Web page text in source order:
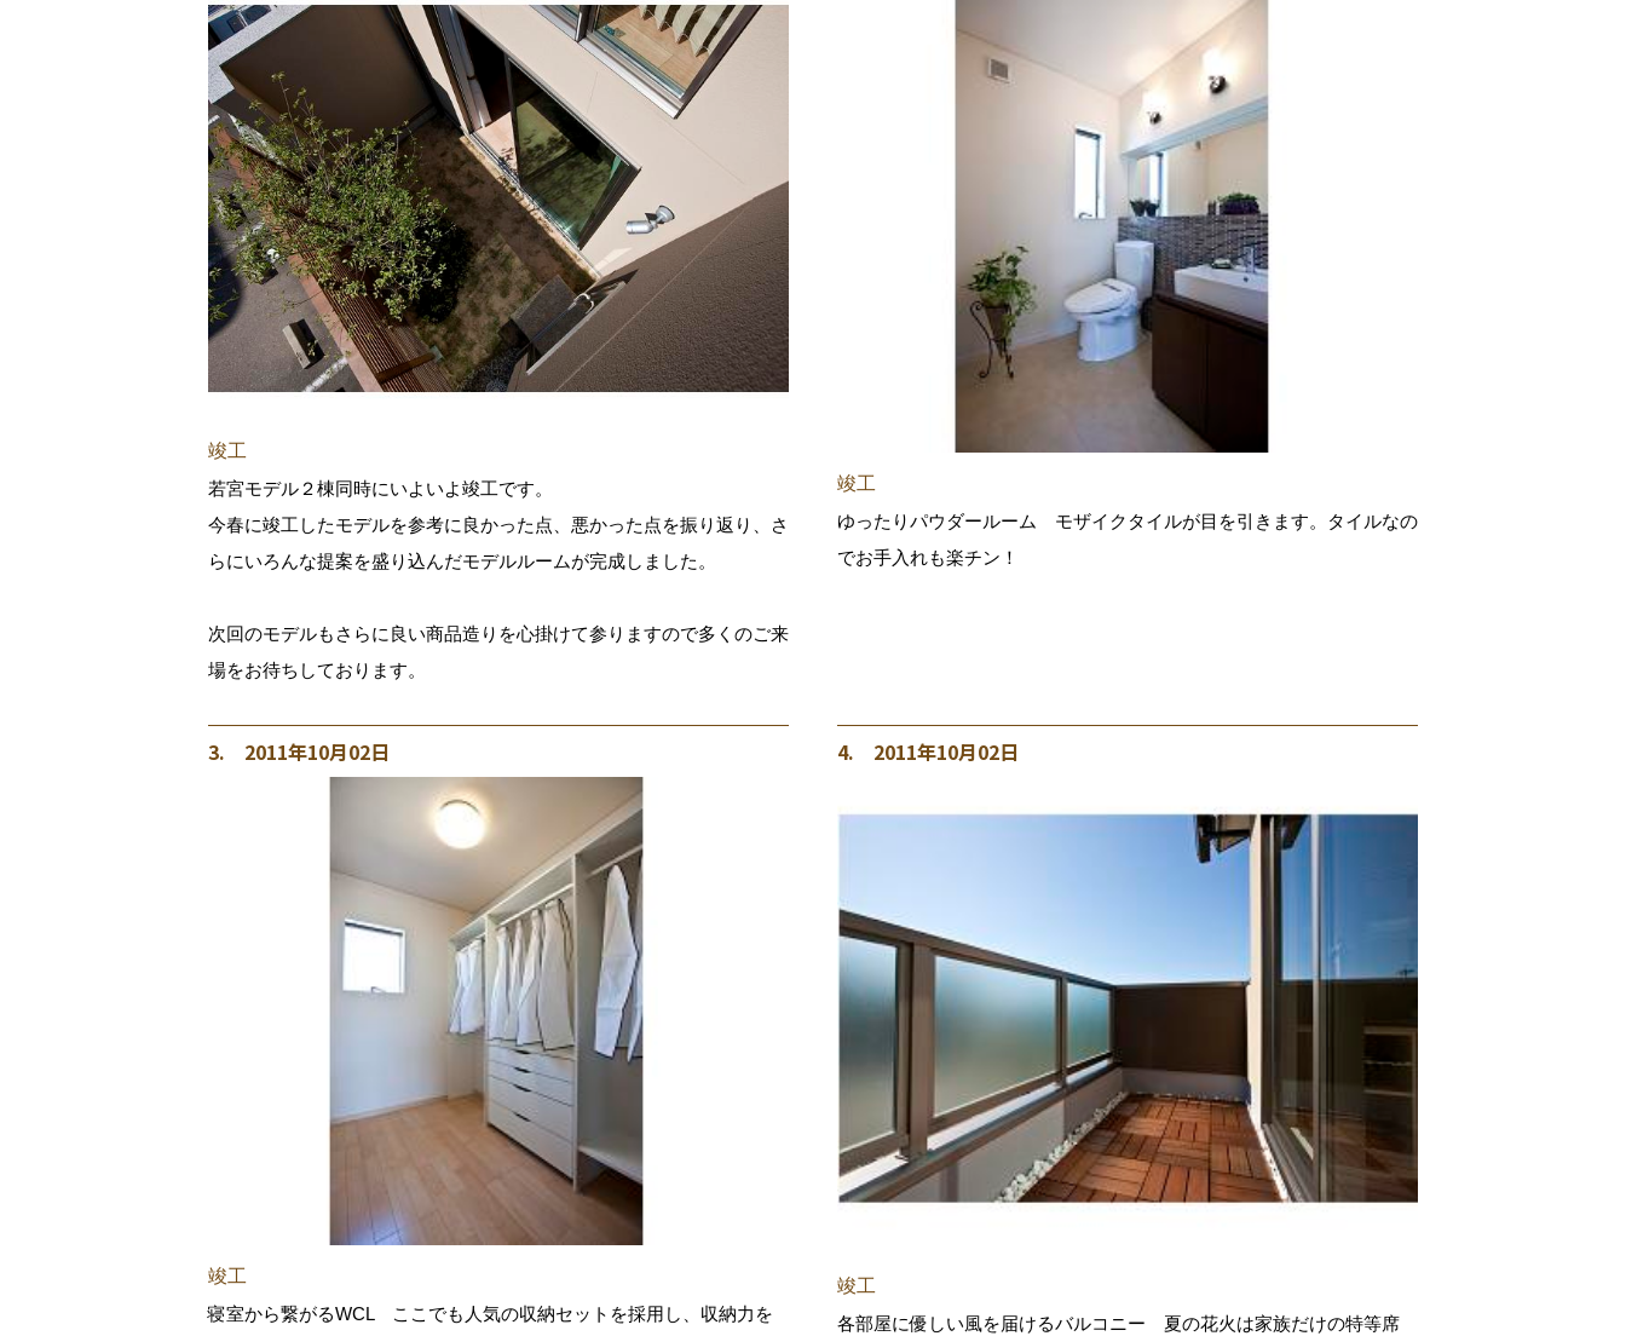
竣工
若宮モデル２棟同時にいよいよ竣工です。
今春に竣工したモデルを参考に良かった点、悪かった点を振り返り、さ
らにいろんな提案を盛り込んだモデルルームが完成しました。
次回のモデルもさらに良い商品造りを心掛けて参りますので多くのご来
場をお待ちしております。
竣工
ゆったりパウダールーム モザイクタイルが目を引きます。タイルなの
でお手入れも楽チン！
3. 2011年10月02日
竣工
寝室から繋がるWCL ここでも人気の収納セットを採用し、収納力を
4. 2011年10月02日
竣工
各部屋に優しい風を届けるバルコニー 夏の花火は家族だけの特等席